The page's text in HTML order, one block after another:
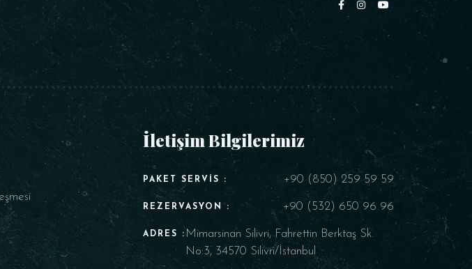
İletişim Bilgilerimiz
PAKET SERVIS : +90 (850) 259 59 59
REZERVASYON : +90 (532) 650 96 96
ADRES : Mimarsinan Silivri, Fahrettin Berktaş Sk.
No:3, 34570 Silivri/İstanbul